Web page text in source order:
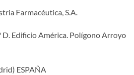
Farmacéutica, S.A.
D. Edificio América. Polígono Arroyo
ESPAÑA